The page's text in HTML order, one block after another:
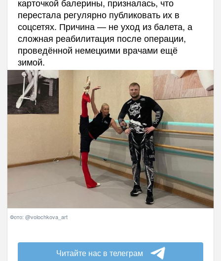
перестала регулярно публиковать их в
соцсетях. Причина — не уход из балета, а
сложная реабилитация после операции,
проведённой немецкими врачами ещё
зимой.
Фото: @volochkova_art
Читайте нас в телеграм